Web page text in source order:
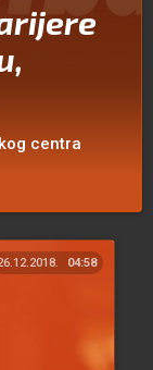
centra
04:58